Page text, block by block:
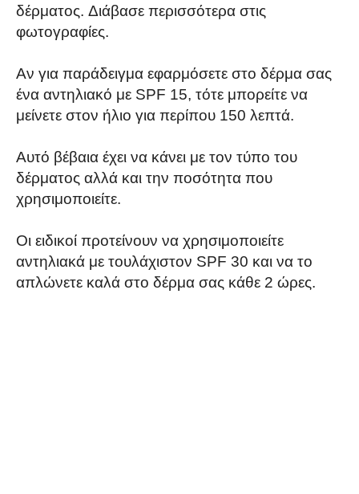
δέρματος. Διάβασε περισσότερα στις
φωτογραφίες.
Αν για παράδειγμα εφαρμόσετε στο δέρμα σας
ένα αντηλιακό με SPF 15, τότε μπορείτε να
μείνετε στον ήλιο για περίπου 150 λεπτά.
Αυτό βέβαια έχει να κάνει με τον τύπο του
δέρματος αλλά και την ποσότητα που
χρησιμοποιείτε.
Οι ειδικοί προτείνουν να χρησιμοποιείτε
αντηλιακά με τουλάχιστον SPF 30 και να το
απλώνετε καλά στο δέρμα σας κάθε 2 ώρες.